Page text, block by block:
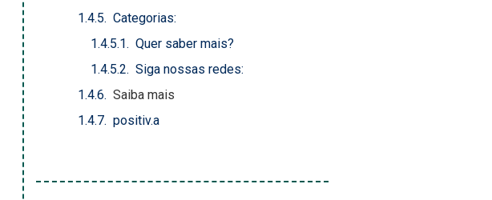
Categorias:
Quer saber mais?
Siga nossas redes:
Saiba mais
positiv.a